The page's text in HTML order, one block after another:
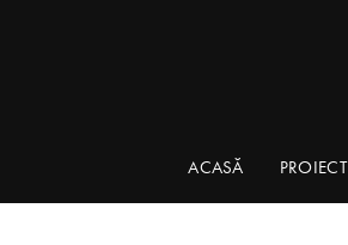
ACASĂ PROIECT